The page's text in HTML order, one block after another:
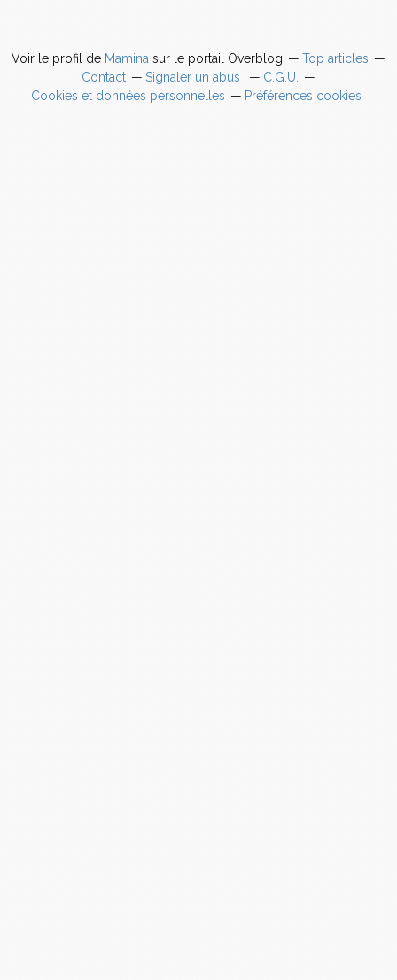
Voir le profil de Mamina sur le portail Overblog
Top articles
Contact
Signaler un abus
C.G.U.
Cookies et données personnelles
Préférences cookies